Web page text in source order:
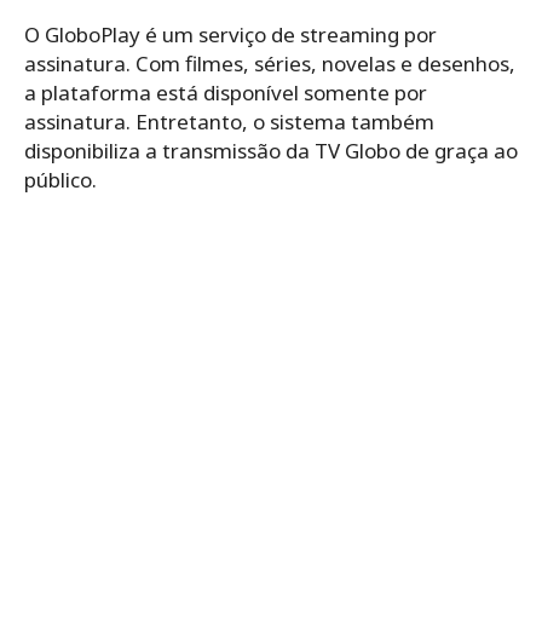
O GloboPlay é um serviço de streaming por
assinatura. Com filmes, séries, novelas e desenhos,
a plataforma está disponível somente por
assinatura. Entretanto, o sistema também
disponibiliza a transmissão da TV Globo de graça ao
público.